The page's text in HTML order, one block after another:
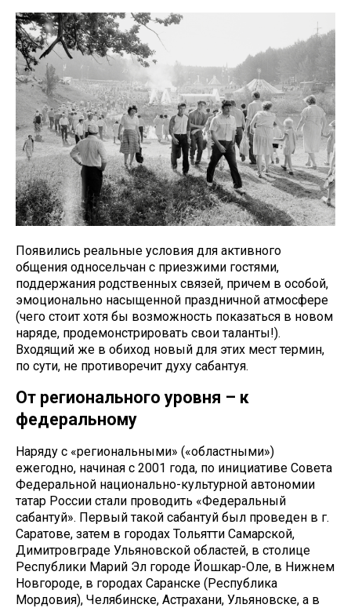
Появились реальные условия для активного
общения односельчан с приезжими гостями,
поддержания родственных связей, причем в особой,
эмоционально насыщенной праздничной атмосфере
(чего стоит хотя бы возможность показаться в новом
наряде, продемонстрировать свои таланты!).
Входящий же в обиход новый для этих мест термин,
по сути, не противоречит духу сабантуя.
От регионального уровня – к
федеральному
Наряду с «региональными» («областными»)
ежегодно, начиная с 2001 года, по инициативе Совета
Федеральной национально-культурной автономии
татар России стали проводить «Федеральный
сабантуй». Первый такой сабантуй был проведен в г.
Саратове, затем в городах Тольятти Самарской,
Димитровграде Ульяновской областей, в столице
Республики Марий Эл городе Йошкар-Оле, в Нижнем
Новгороде, в городах Саранске (Республика
Мордовия), Челябинске, Астрахани, Ульяновске, а в